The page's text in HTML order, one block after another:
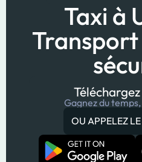
Taxi à
Gagnez du
OU APPELEZ LE